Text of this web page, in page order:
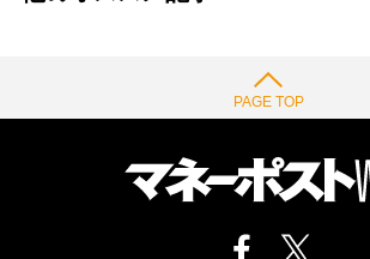
PAGE TOP